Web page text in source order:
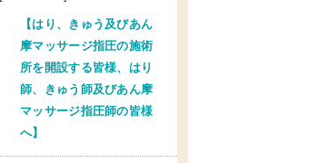
【はり、きゅう及びあん
摩マッサージ指圧の施術
所を開設する皆様、はり
師、きゅう師及びあん摩
マッサージ指圧師の皆様
へ】